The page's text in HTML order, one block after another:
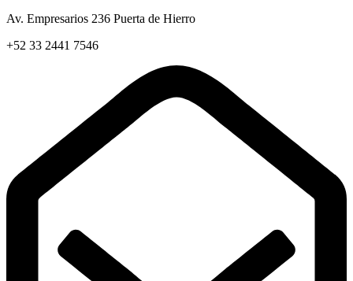
Av. Empresarios 236 Puerta de Hierro
+52 33 2441 7546